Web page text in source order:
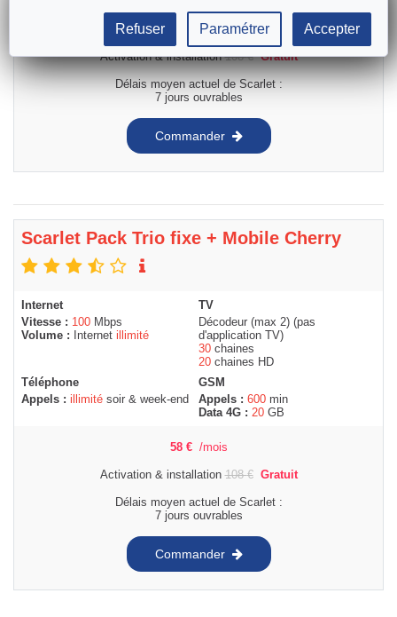
/mois
Activation & installation108€ Gratuit
Délais moyen actuel de Scarlet :
7 jours ouvrables
Commander
Scarlet Pack Trio fixe + Mobile Cherry
Internet
Vitesse : 100 Mbps
Volume :
Internet illimité
TV
Décodeur (max 2) (pas
d'application TV)
30 chaines
20 chaines HD
Téléphone
Appels : illimité soir & week-end
GSM
Appels : 600 min
Data 4G : 20 GB
58 € /mois
Activation & installation108€ Gratuit
Délais moyen actuel de Scarlet :
7 jours ouvrables
Commander
Refuser Paramétrer Accepter